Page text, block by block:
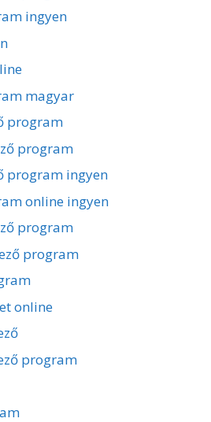
ingyen
magyar
program
program
program ingyen
online ingyen
program
program
online
program